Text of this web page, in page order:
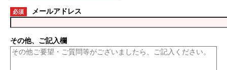
必須 メールアドレス
その他、ご記入欄